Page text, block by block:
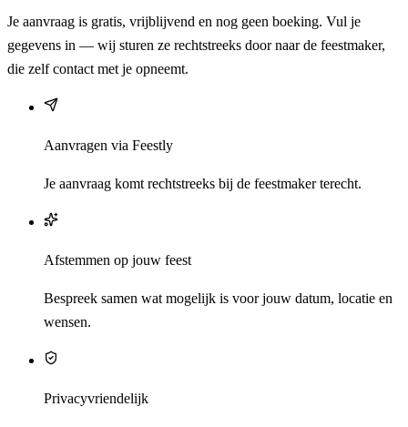
Je aanvraag is gratis, vrijblijvend en nog geen boeking. Vul je
gegevens in — wij sturen ze rechtstreeks door naar de feestmaker,
die zelf contact met je opneemt.
Aanvragen via Feestly
Je aanvraag komt rechtstreeks bij de feestmaker terecht.
Afstemmen op jouw feest
Bespreek samen wat mogelijk is voor jouw datum, locatie en
wensen.
Privacyvriendelijk